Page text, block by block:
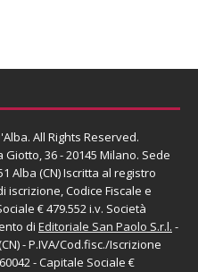
All Rights Reserved.
Giotto, 36 - 20145 Milano. Sede
Alba (CN) Iscritta al registro
iscrizione, Codice Fiscale e
€ 479.552 i.v. Società
di Editoriale San Paolo S.r.l. -
- P.IVA/Cod.fisc./Iscrizione
- Capitale Sociale €